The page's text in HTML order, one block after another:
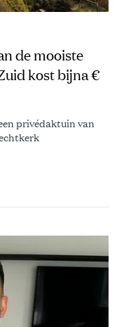
de mooiste
kost bijna €
privédaktuin van